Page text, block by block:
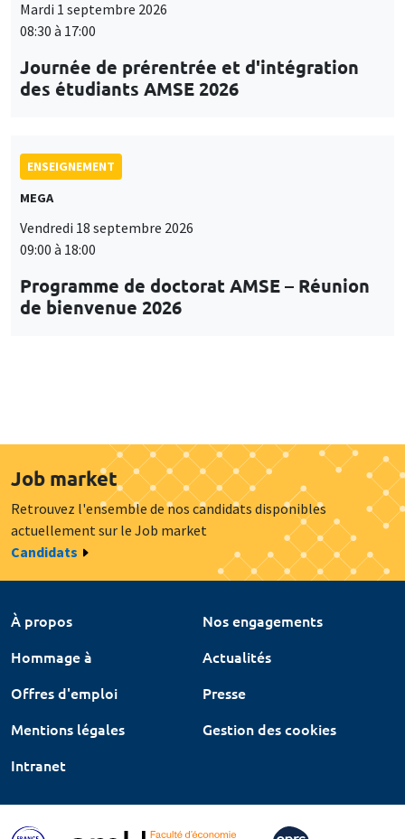
Mardi 1 septembre 2026
08:30 à 17:00
Journée de prérentrée et d'intégration
des étudiants AMSE 2026
ENSEIGNEMENT
MEGA
Vendredi 18 septembre 2026
09:00 à 18:00
Programme de doctorat AMSE – Réunion
de bienvenue 2026
Job market
Retrouvez l'ensemble de nos candidats disponibles
actuellement sur le Job market
Candidats
À propos
Nos engagements
Hommage à
Actualités
Offres d'emploi
Presse
Mentions légales
Gestion des cookies
Intranet